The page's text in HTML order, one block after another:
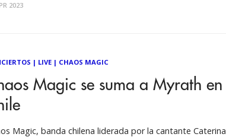
el concierto de Myrath programado para este
2023
| LIVE| CHAOS MAGIC
Magic se suma a Myrath en
Magic, banda chilena liderada por la cantante Caterina